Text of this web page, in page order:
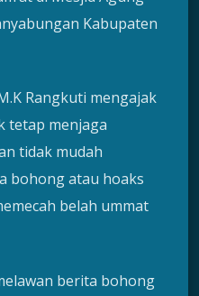
Kabupaten
Rangkuti mengajak
tetap menjaga
tidak mudah
bohong atau hoaks
belah ummat
berita bohong